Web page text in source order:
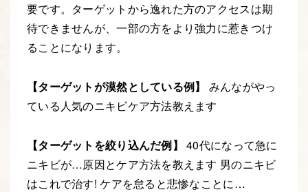
要です。ターゲットから逸れた方のアクセスは期
待できませんが、一部の方をより強力に惹きつけ
ることになります。
【ターゲットが漠然としている例】
みんながやっ
ている人気のニキビケア方法教えます
【ターゲットを絞り込んだ例】 40代になって急に
ニキビが…原因とケア方法を教えます 男のニキビ
はこれで治す! ケアを怠ると悲惨なことに…